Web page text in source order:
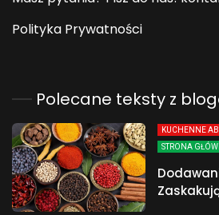
Polityka Prywatności
Polecane teksty z
KUCHENNE
STRONA